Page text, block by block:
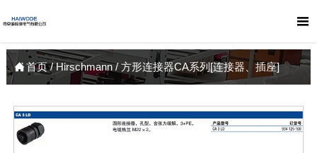

首页/Hirschmann/方形连接器CA系列[连接器、插座]